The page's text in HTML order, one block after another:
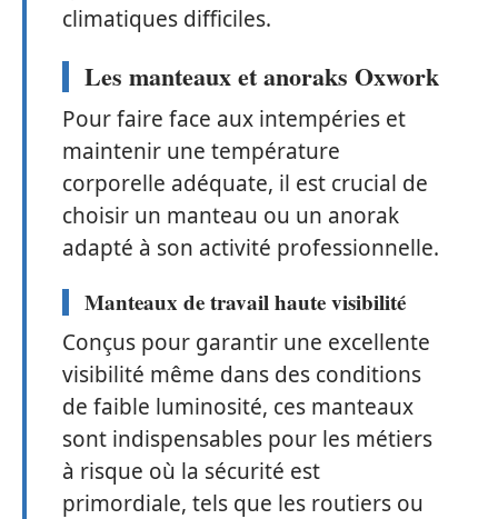
climatiques difficiles.
Les manteaux et anoraks Oxwork
Pour faire face aux intempéries et
maintenir une température
corporelle adéquate, il est crucial de
choisir un manteau ou un anorak
adapté à son activité professionnelle.
Manteaux de travail haute visibilité
Conçus pour garantir une excellente
visibilité même dans des conditions
de faible luminosité, ces manteaux
sont indispensables pour les métiers
à risque où la sécurité est
primordiale, tels que les routiers ou